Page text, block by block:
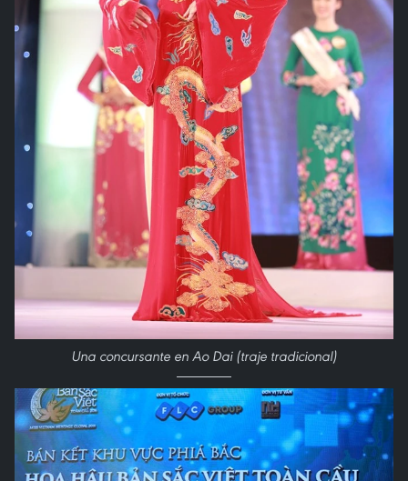
Una concursante en Ao Dai (traje tradicional)